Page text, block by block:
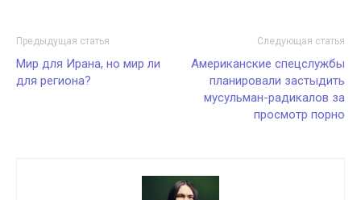
Предыдущая статья
Мир для Ирана, но мир ли
для региона?
Следующая статья
Американские спецслужбы
планировали застыдить
мусульман-радикалов за
просмотр порно